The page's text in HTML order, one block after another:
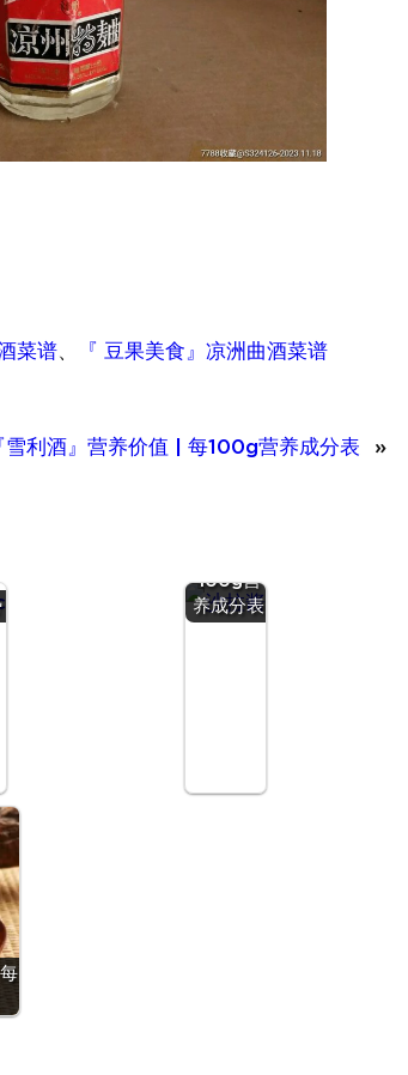
菜谱、 『 豆果美食』凉洲曲酒菜谱
雪利酒』营养价值 | 每100g营养成分表 »
100g营
养成分表